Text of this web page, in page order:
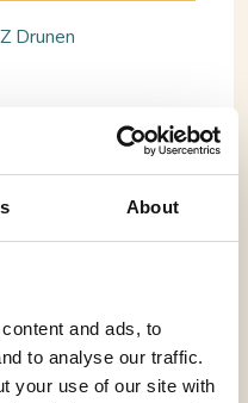
About
and ads, to
to analyse our traffic.
your use of our site with
Music
Drunen